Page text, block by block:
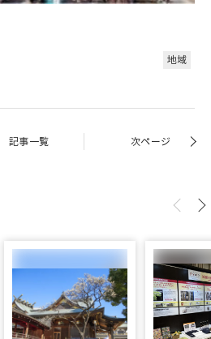
地域
記事一覧 次ページ